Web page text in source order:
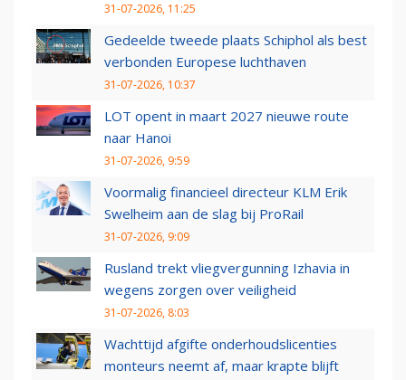
31-07-2026, 11:25
Gedeelde tweede plaats Schiphol als best
verbonden Europese luchthaven
31-07-2026, 10:37
LOT opent in maart 2027 nieuwe route
naar Hanoi
31-07-2026, 9:59
Voormalig financieel directeur KLM Erik
Swelheim aan de slag bij ProRail
31-07-2026, 9:09
Rusland trekt vliegvergunning Izhavia in
wegens zorgen over veiligheid
31-07-2026, 8:03
Wachttijd afgifte onderhoudslicenties
monteurs neemt af, maar krapte blijft